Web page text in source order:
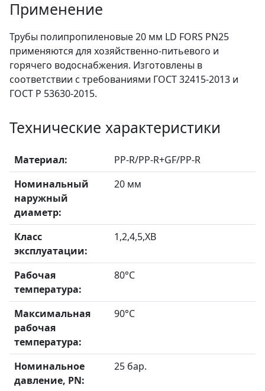
Применение
Трубы полипропиленовые 20 мм LD FORS PN25
применяются для хозяйственно-питьевого и
горячего водоснабжения. Изготовлены в
соответствии с требованиями ГОСТ 32415-2013 и
ГОСТ Р 53630-2015.
Технические характеристики
Материал:
РР-R/PP-R+GF/PP-R
Номинальный
наружный
диаметр:
20 мм
Класс
эксплуатации:
1,2,4,5,ХВ
Рабочая
температура:
80°С
Максимальная
рабочая
температура:
90°С
Номинальное
давление, РN:
25 бар.